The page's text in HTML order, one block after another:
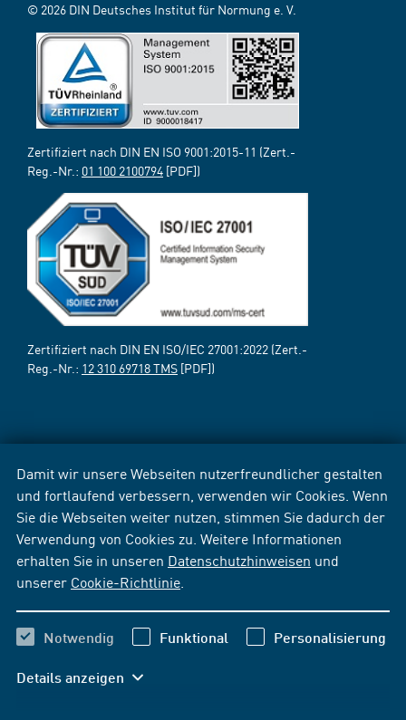
Damit wir unsere Webseiten nutzerfreundlicher gestalten
und fortlaufend verbessern, verwenden wir Cookies. Wenn
Sie die Webseiten weiter nutzen, stimmen Sie dadurch der
Verwendung von Cookies zu. Weitere Informationen
erhalten Sie in unseren Datenschutzhinweisen und
unserer Cookie-Richtlinie
Notwendig Funktional Personalisierung
Details anzeigen
© 2026 DIN Deutsches Institut für Normung e. V.
Zertifiziert nach DIN EN ISO 9001:2015-11 (Zert.-
Reg.-Nr.: 01 100 2100794 [PDF])
Zertifiziert nach DIN EN ISO/IEC 27001:2022 (Zert.-
Reg.-Nr.: 12 310 69718 TMS [PDF])